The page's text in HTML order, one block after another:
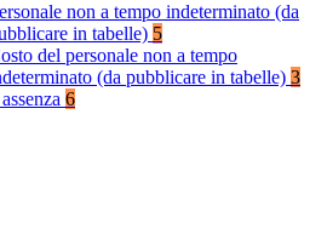
non a tempo indeterminato (da
in tabelle) 5
del personale non a tempo
(da pubblicare in tabelle) 3
6